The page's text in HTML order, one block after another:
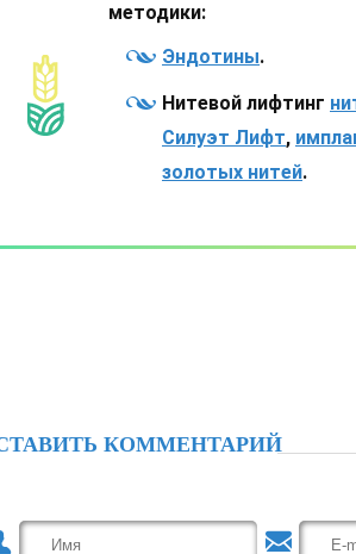
методики:
Эндотины.
Нитевой лифтинг
Силуэт Лифт,
золотых нитей.
КОММЕНТАРИЙ